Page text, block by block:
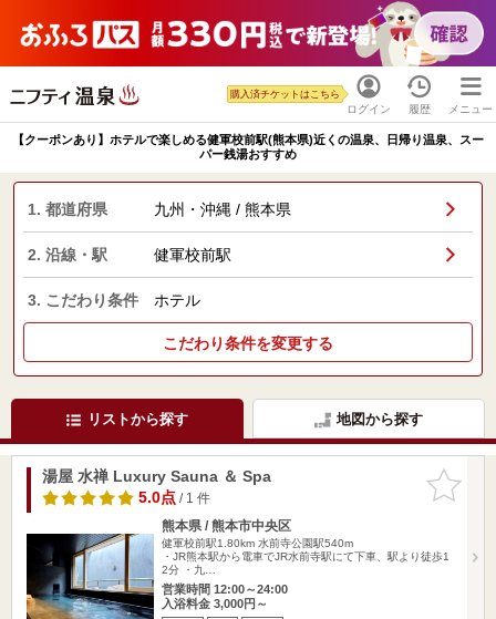
ログイン
購入済チケットはこちら
履歴 メニュー
【クーポンあり】ホテルで楽しめる健軍校前駅(熊本県)近くの温泉、日帰り温泉、スー
パー銭湯おすすめ
1. 都道府県 九州・沖縄 / 熊本県
2. 沿線・駅 健軍校前駅
3. こだわり条件 ホテル
こだわり条件を変更する
リストから探す 地図から探す
お気に入
りに追加
湯屋 水禅 Luxury Sauna ＆ Spa
5.0点/ 1 件
熊本県 / 熊本市中央区
健軍校前駅1.80km 水前寺公園駅540m
・JR熊本駅から電車でJR水前寺駅にて下車、駅より徒歩1
2分 ・九…
営業時間 12:00～24:00
入浴料金 3,000円～